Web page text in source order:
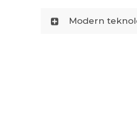
Modern